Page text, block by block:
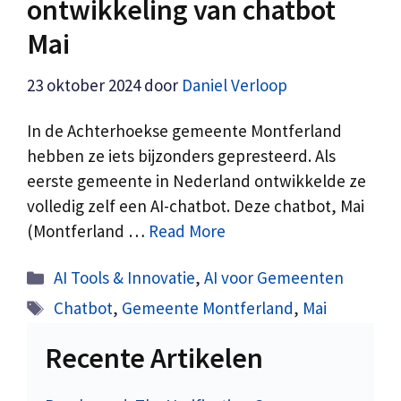
ontwikkeling van chatbot
Mai
23 oktober 2024 door Daniel Verloop
In de Achterhoekse gemeente Montferland
hebben ze iets bijzonders gepresteerd. Als
eerste gemeente in Nederland ontwikkelde ze
volledig zelf een AI-chatbot. Deze chatbot, Mai
(Montferland … Read More
Categorieën
AI Tools & Innovatie,AI voor Gemeenten
Tags
Chatbot, Gemeente Montferland, Mai
Recente Artikelen